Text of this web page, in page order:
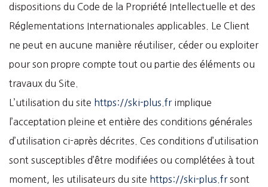
dispositions du Code de la Propriété Intellectuelle et des
Réglementations Internationales applicables. Le Client
ne peut en aucune manière réutiliser, céder ou exploiter
pour son propre compte tout ou partie des éléments ou
travaux du Site.
L’utilisation du site https://ski-plus.frimplique
l’acceptation pleine et entière des conditions générales
d’utilisation ci-après décrites. Ces conditions d’utilisation
sont susceptibles d’être modifiées ou complétées à tout
moment, les utilisateurs du site https://ski-plus.frsont